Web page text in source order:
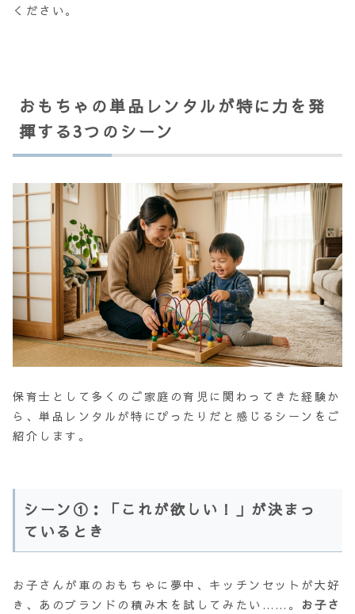
ください。
おもちゃの単品レンタルが特に力を発
揮する3つのシーン
保育士として多くのご家庭の育児に関わってきた経験か
ら、単品レンタルが特にぴったりだと感じるシーンをご
紹介します。
シーン①：「これが欲しい！」が決まっ
ているとき
お子さんが車のおもちゃに夢中、キッチンセットが大好
き、あのブランドの積み木を試してみたい……。 お子さ